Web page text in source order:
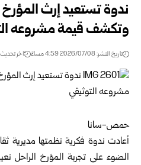
ندوة تستعيد إرث المؤرخ
وتكشف قيمة مشروعه
تاريخ النشر: 2026/07/08 4:59 مساءً اخر تحديث: 2026/07/08 5:00
حمص-سانا
أعادت ندوة فكرية نظمتها مديرية
الضوء على تجربة المؤرخ الراحل